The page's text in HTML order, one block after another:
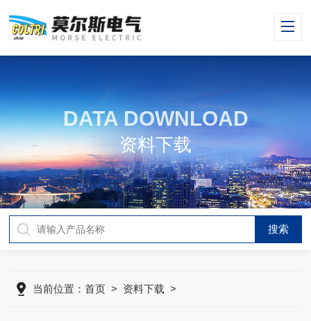
DATA DOWNLOAD
资料下载
当前位置：首页 > 资料下载 >